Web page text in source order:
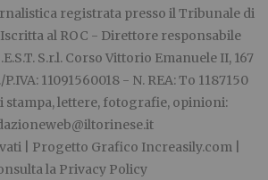
registrata presso il Tribunale di
al ROC - Direttore responsabile
S.r.l. Corso Vittorio Emanuele II, 167
11091560018 - N. REA: To 1187150
stampa, lettere, fotografie, opinioni:
| Progetto Grafico Increasily.com
la Privacy Policy